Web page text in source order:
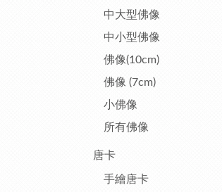
中大型佛像
中小型佛像
佛像(10cm)
佛像 (7cm)
小佛像
所有佛像
唐卡
手繪唐卡